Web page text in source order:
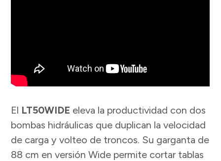
El LT50WIDE eleva la productividad con dos
bombas hidráulicas que duplican la velocidad
de carga y volteo de troncos. Su garganta de
88 cm en versión Wide permite cortar tablas